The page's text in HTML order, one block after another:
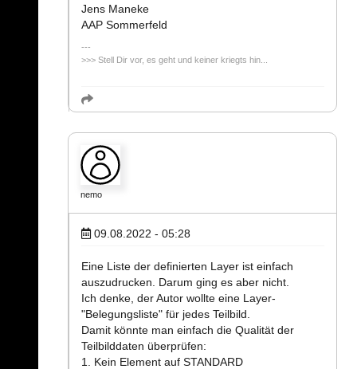
Jens Maneke
AAP Sommerfeld
>>> Stell Dir vor, es geht und keiner kriegts hin...
nemo
09.08.2022 - 05:28
Eine Liste der definierten Layer ist einfach
auszudrucken. Darum ging es aber nicht.
Ich denke, der Autor wollte eine Layer-
"Belegungsliste" für jedes Teilbild.
Damit könnte man einfach die Qualität der
Teilbilddaten überprüfen:
1. Kein Element auf STANDARD